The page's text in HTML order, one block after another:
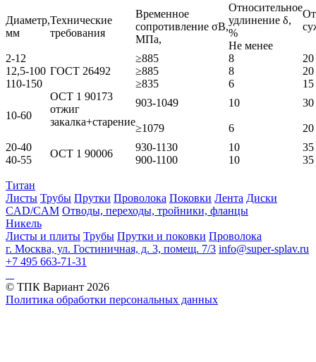
Диаметр,
мм
Технические
требования
Временное
сопротивление σB,
МПа,
Относительное
удлинение δ,
%
Не менее
2-12
ГОСТ 26492
≥885 8
20
12,5-100
≥885 8
20
110-150
≥835 6 15
10-60
ОСТ 1 90173
отжиг
закалка+старение
903-1049 10 30
≥1079 6
20
20-40
ОСТ 1 90006
930-1130 10
35
40-55
900-1100 10 35
Титан
Листы Трубы Прутки Проволока Поковки Лента Диски
CAD/CAM Отводы, переходы, тройники, фланцы
Никель
Листы и плиты Трубы Прутки и поковки Проволока
г. Москва, ул. Гостиничная, д. 3, помещ. 7/3 info@super-splav.ru
+7 495 663-71-31
© ТПК Вариант 2026
Политика обработки персональных данных